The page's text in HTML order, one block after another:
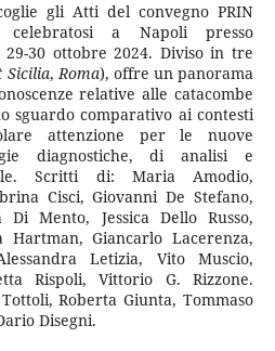
gli Atti del convegno PRIN
a Napoli presso
29-30 ottobre 2024. Diviso in tre
Sicilia,Roma), offre un panorama
relative alle catacombe
sguardo comparativo ai contesti
attenzione per le nuove
diagnostiche, di analisi e
Scritti di: Maria Amodio,
Cisci, Giovanni De Stefano,
Mento, Jessica Dello Russo,
Hartman, Giancarlo Lacerenza,
Letizia, Vito Muscio,
Rispoli, Vittorio G. Rizzone.
Roberta Giunta, Tommaso
Disegni.